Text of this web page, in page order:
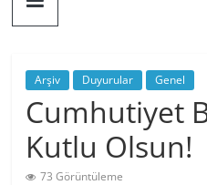
Arşiv Duyurular Genel
Cumhutiyet
Kutlu Olsun!
73 Görüntüleme